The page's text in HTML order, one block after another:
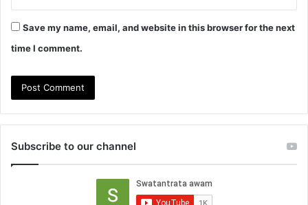
Save my name, email, and website in this browser for the next
time I comment.
Subscribe to our channel